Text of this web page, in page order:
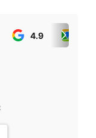
4.9